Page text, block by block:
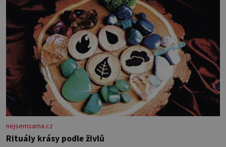
nejsemsama.cz
Rituály krásy podle živlů